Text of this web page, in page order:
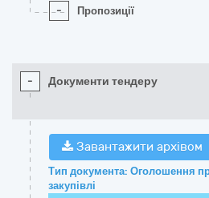
- Пропозиції
- Документи тендеру
Завантажити архівом
Тип документа: Оголошення
закупівлі